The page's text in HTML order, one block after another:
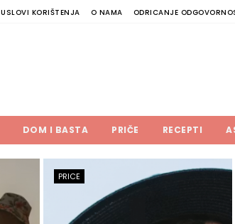
USLOVI KORIŠTENJA O NAMA ODRICANJE
DOM I BASTA PRIČE RECEPTI
PRICE